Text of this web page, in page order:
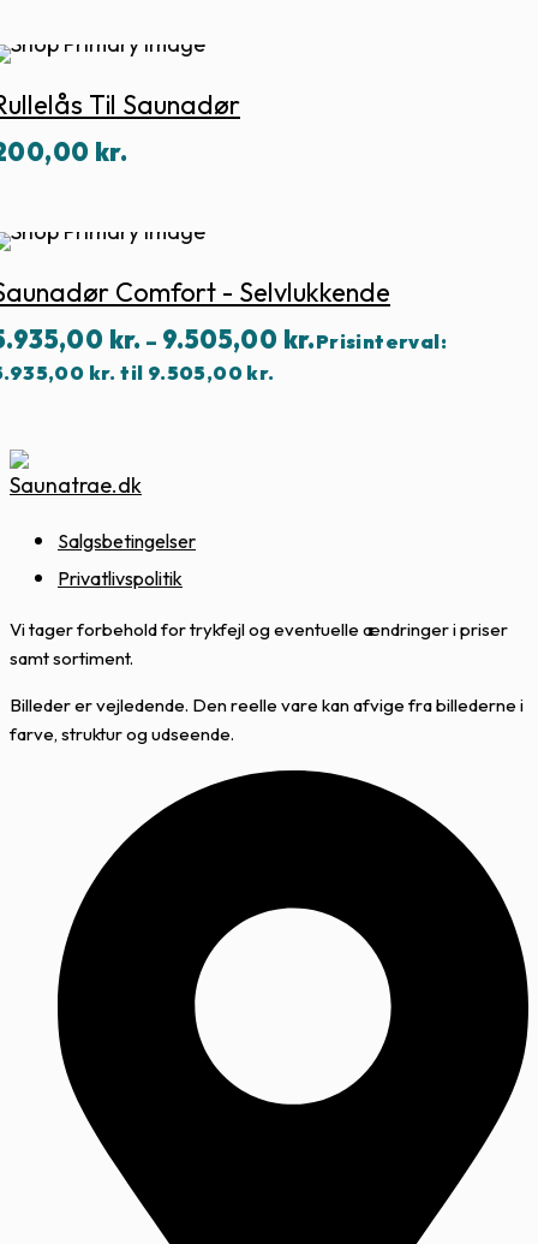
Til Saunadør
kr.
Comfort - Selvlukkende
kr. – 9.505,00 kr.Prisinterval:
kr. til 9.505,00 kr.
Salgsbetingelser
Privatlivspolitik
Vi tager forbehold for trykfejl og eventuelle ændringer i priser
samt sortiment.
Billeder er vejledende. Den reelle vare kan afvige fra billederne i
farve, struktur og udseende.